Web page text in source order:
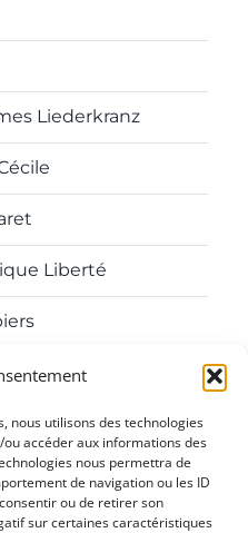
nous utilisons des technologies
accéder aux informations des
nous permettra de
de navigation ou les ID
ou de retirer son
sur certaines caractéristiques
Liederkranz
Liberté